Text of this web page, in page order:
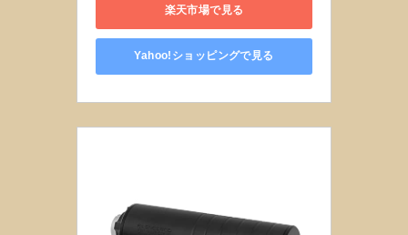
楽天市場で見る
Yahoo!ショッピングで見る